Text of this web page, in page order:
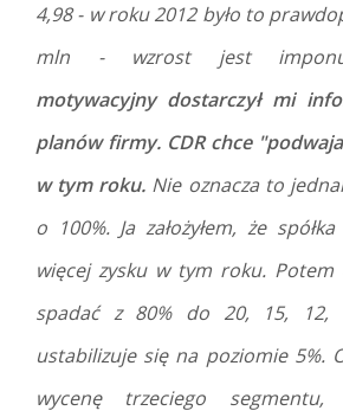
4,98 - w roku 2012 było to
mln - wzrost jest
motywacyjny dostarczył mi
planów firmy. CDR chce
w tym roku. Nie oznacza to
o 100%. Ja założyłem, że
więcej zysku w tym roku. Potem
spadać z 80% do 20, 15,
ustabilizuje się na poziomie 5%.
wycenę trzeciego